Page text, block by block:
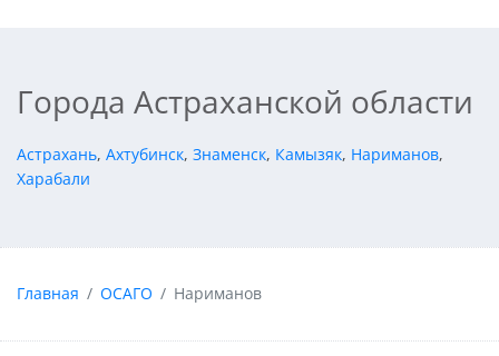
Города Астраханской области
Астрахань, Ахтубинск, Знаменск, Камызяк, Нариманов,
Харабали
Главная ОСАГО Нариманов